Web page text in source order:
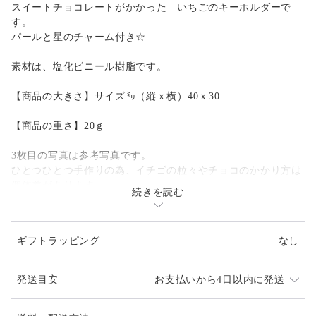
スイートチョコレートがかかった いちごのキーホルダーで
す。
パールと星のチャーム付き☆
素材は、塩化ビニール樹脂です。
【商品の大きさ】サイズ㍉（縦ｘ横）40ｘ30
【商品の重さ】20ｇ
3枚目の写真は参考写真です。
ひとつひとつ手作りの為、イチゴの粒々やチョコのかかり方は
続きを読む
ギフトラッピング なし
発送目安 お支払いから4日以内に発送